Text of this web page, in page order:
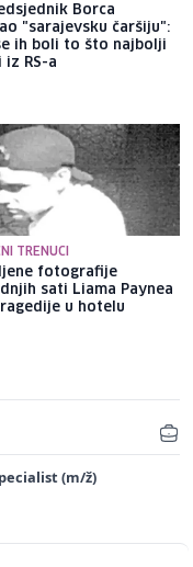
Borca
"sarajevsku čaršiju":
ih boli to što najbolji
iz RS-a
TRENUCI
fotografije
sati Liama ​​Paynea
u hotelu
(m/ž)